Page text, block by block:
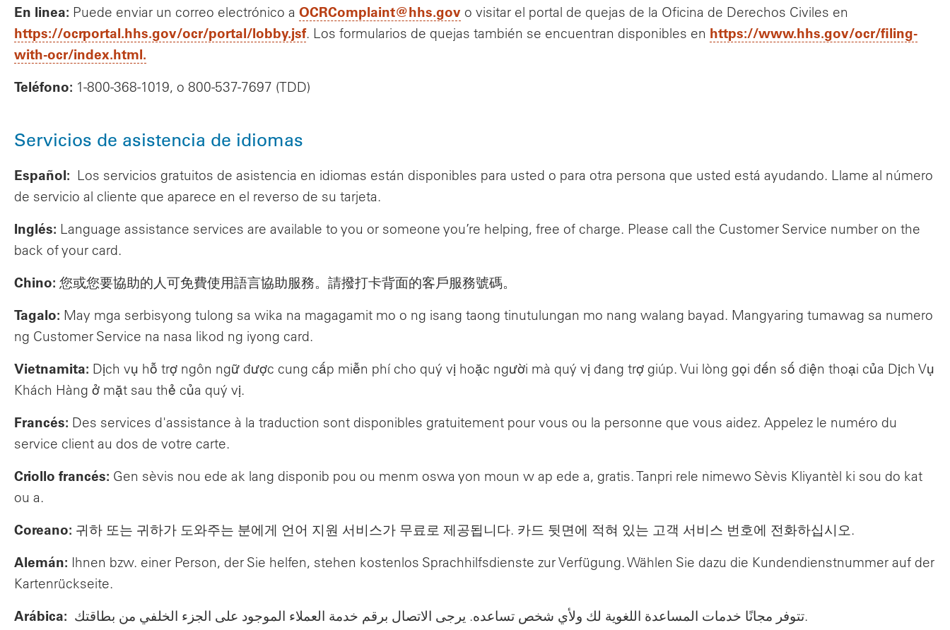
En linea: Puede enviar un correo electrónico a OCRComplaint@hhs.gov o visitar el portal de quejas de la Oficina de Derechos Civiles en
https://ocrportal.hhs.gov/ocr/portal/lobby.jsf. Los formularios de quejas también se encuentran disponibles en https://www.hhs.gov/ocr/filing-
with-ocr/index.html.
Teléfono: 1-800-368-1019, o 800-537-7697 (TDD)
Servicios de asistencia de idiomas
Español: Los servicios gratuitos de asistencia en idiomas están disponibles para usted o para otra persona que usted está ayudando. Llame al número
de servicio al cliente que aparece en el reverso de su tarjeta.
Inglés: Language assistance services are available to you or someone you’re helping, free of charge. Please call the Customer Service number on the
back of your card.
Chino: 您或您要協助的人可免費使用語言協助服務。請撥打卡背面的客戶服務號碼。
Tagalo: May mga serbisyong tulong sa wika na magagamit mo o ng isang taong tinutulungan mo nang walang bayad. Mangyaring tumawag sa numero
ng Customer Service na nasa likod ng iyong card.
Vietnamita: Dịch vụ hỗ trợ ngôn ngữ được cung cấp miễn phí cho quý vị hoặc người mà quý vị đang trợ giúp. Vui lòng gọi đến số điện thoại của Dịch Vụ
Khách Hàng ở mặt sau thẻ của quý vị.
Francés: Des services d'assistance à la traduction sont disponibles gratuitement pour vous ou la personne que vous aidez. Appelez le numéro du
service client au dos de votre carte.
Criollo francés: Gen sèvis nou ede ak lang disponib pou ou menm oswa yon moun w ap ede a, gratis. Tanpri rele nimewo Sèvis Kliyantèl ki sou do kat
ou a.
Coreano: 귀하 또는 귀하가 도와주는 분에게 언어 지원 서비스가 무료로 제공됩니다. 카드 뒷면에 적혀 있는 고객 서비스 번호에 전화하십시오.
Alemán: Ihnen bzw. einer Person, der Sie helfen, stehen kostenlos Sprachhilfsdienste zur Verfügung. Wählen Sie dazu die Kundendienstnummer auf der
Kartenrückseite.
Arábica: تتوفر مجانًا خدمات المساعدة اللغوية لك ولأي شخص تساعده. يرجى الاتصال برقم خدمة العملاء الموجود على الجزء الخلفي من بطاقتك.